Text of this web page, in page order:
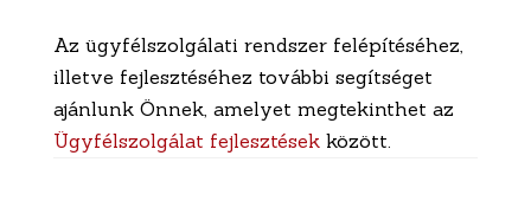
Az ügyfélszolgálati rendszer felépítéséhez,
illetve fejlesztéséhez további segítséget
ajánlunk Önnek, amelyet megtekinthet az
Ügyfélszolgálat fejlesztésekközött.